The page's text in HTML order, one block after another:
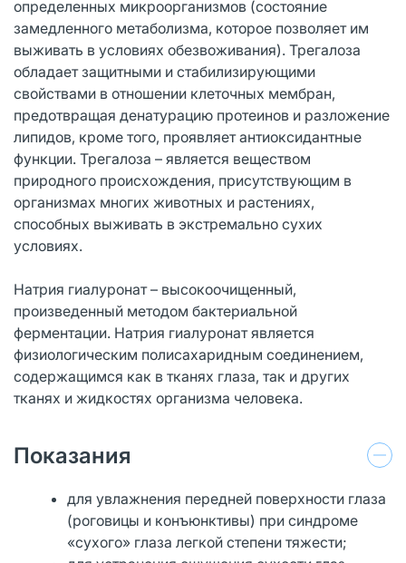
определенных микроорганизмов (состояние
замедленного метаболизма, которое позволяет им
выживать в условиях обезвоживания). Трегалоза
обладает защитными и стабилизирующими
свойствами в отношении клеточных мембран,
предотвращая денатурацию протеинов и разложение
липидов, кроме того, проявляет антиоксидантные
функции. Трегалоза – является веществом
природного происхождения, присутствующим в
организмах многих животных и растениях,
способных выживать в экстремально сухих
условиях.
Натрия гиалуронат – высокоочищенный,
произведенный методом бактериальной
ферментации. Натрия гиалуронат является
физиологическим полисахаридным соединением,
содержащимся как в тканях глаза, так и других
тканях и жидкостях организма человека.
Показания
для увлажнения передней поверхности глаза
(роговицы и конъюнктивы) при синдроме
«сухого» глаза легкой степени тяжести;